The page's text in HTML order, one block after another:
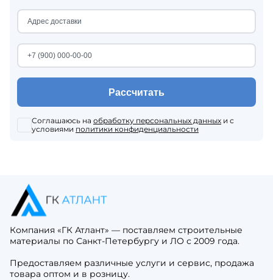
Рассчитать
Соглашаюсь на обработку персональных данных и с
условиями политики конфиденциальности
Компания «ГК Атлант» — поставляем строительные
материалы по Санкт-Петербургу и ЛО с 2009 года.
Предоставляем различные услуги и сервис, продажа
товара оптом и в розницу.